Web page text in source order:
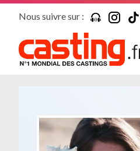
Nous suivre sur :